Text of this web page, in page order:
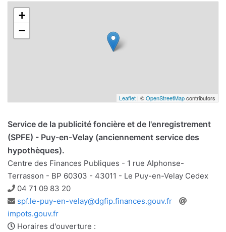
+
−
Leaflet | ©OpenStreetMapcontributors
Service de la publicité foncière et de l'enregistrement
(SPFE) - Puy-en-Velay (anciennement service des
hypothèques).
Centre des Finances Publiques - 1 rue Alphonse-
Terrasson - BP 60303 - 43011 - Le Puy-en-Velay Cedex
Téléphone
04 71 09 83 20
Adresse
e-
mail
spf.le-puy-en-velay@dgfip.finances.gouv.fr
impots.gouv.fr
Horaires d'ouverture :